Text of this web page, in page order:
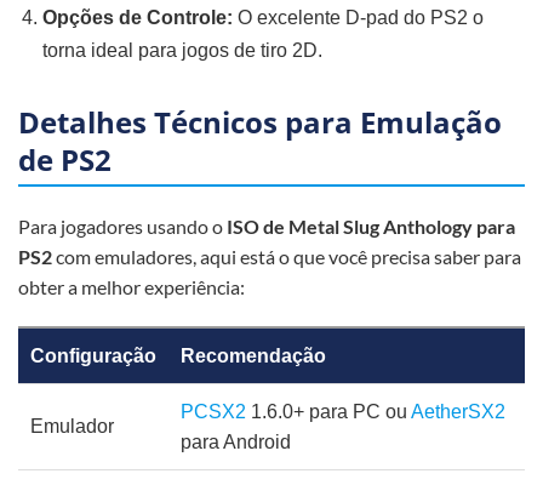
Opções de Controle: O excelente D-pad do PS2 o
torna ideal para jogos de tiro 2D.
Detalhes Técnicos para Emulação
de PS2
Para jogadores usando o ISO de Metal Slug Anthology para
PS2com emuladores, aqui está o que você precisa saber para
obter a melhor experiência:
Configuração Recomendação
Emulador
PCSX2 1.6.0+ para PC ou AetherSX2
para Android